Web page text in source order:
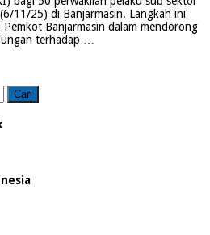
11/25) di Banjarmasin. Langkah ini
Banjarmasin dalam mendorong
terhadap …